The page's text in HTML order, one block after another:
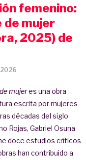
femenino:
de mujer
2025) de
mujeres una obra
escrita por mujeres
décadas del siglo
Rojas, Gabriel Osuna
doce estudios críticos
han contribuido a